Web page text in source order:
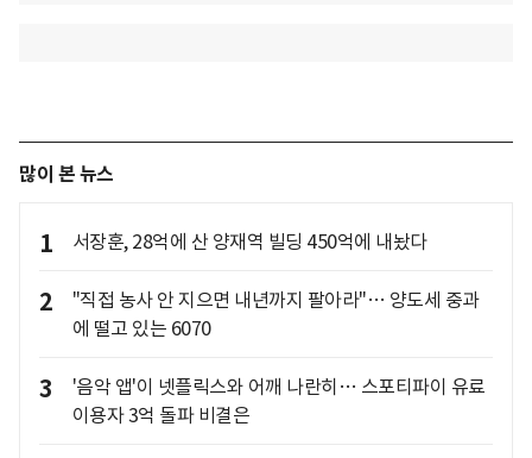
많이 본 뉴스
1 서장훈, 28억에 산 양재역 빌딩 450억에 내놨다
2
"직접 농사 안 지으면 내년까지 팔아라"… 양도세 중과
에 떨고 있는 6070
3
'음악 앱'이 넷플릭스와 어깨 나란히… 스포티파이 유료
이용자 3억 돌파 비결은